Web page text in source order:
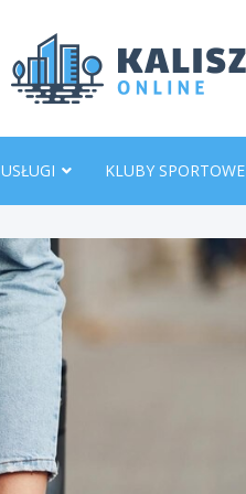
USŁUGI KLUBY SPORTOWE